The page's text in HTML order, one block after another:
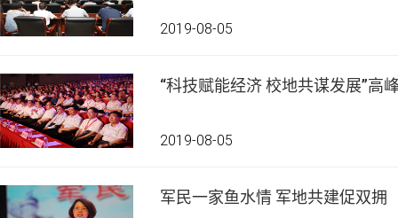
2019-08-05
“科技赋能经济 校地共谋发展”高
2019-08-05
军民一家鱼水情 军地共建促双拥